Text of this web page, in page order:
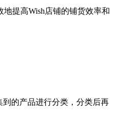
提高Wish店铺的铺货效率和
的产品进行分类，分类后再